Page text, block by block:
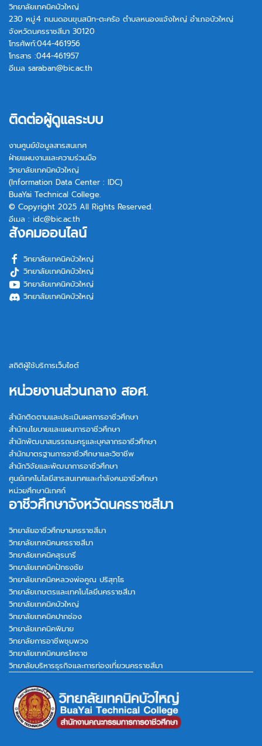
วิทยาลัยเทคนิคบัวใหญ่
230 หมู่.4 ถนนดอนขุนสนิท-ตะคร้อ ตำบลหนองแจ้งใหญ่ อำเภอบัวใหญ่
จังหวัดนครราชสีมา 30120
โทรศัพท์:044-461956
โทรสาร :044-461957
อีเมล saraban@bic.ac.th
ติดต่อผู้ดูแลระบบ
งานศูนย์ข้อมูลสารสนเทศ
ฝ่ายแผนงานและความร่วมมือ
วิทยาลัยเทคนิคบัวใหญ่
(Information Data Center : IDC)
BuaYai Technical College.
© Copyright 2025 All Rights Reserved.
อีเมล : idc@bic.ac.th
สังคมออนไลน์
วิทยาลัยเทคนิคบัวใหญ่
วิทยาลัยเทคนิคบัวใหญ่
วิทยาลัยเทคนิคบัวใหญ่
วิทยาลัยเทคนิคบัวใหญ่
สถิติผู้ใช้บริการเว็บไซต์
หน่วยงานส่วนกลาง สอศ.
สำนักติดตามและประเมินผลการอาชีวศึกษา
สำนักนโยบายและแผนการอาชีวศึกษา
สำนักพัฒนาสมรรถนะครูและบุคลากรอาชีวศึกษา
สำนักมาตรฐานการอาชีวศึกษาและวิชาชีพ
สำนักวิจัยและพัฒนาการอาชีวศึกษา
ศูนย์เทคโนโลยีสารสนเทศและกำลังคนอาชีวศึกษา
หน่วยศึกษานิเทศก์
อาชีวศึกษาจังหวัดนครราชสีมา
วิทยาลัยอาชีวศึกษานครราชสีมา
วิทยาลัยเทคนิคนครราชสีมา
วิทยาลัยเทคนิคสุรนารี
วิทยาลัยเทคนิคปักธงชัย
วิทยาลัยเทคนิคหลวงพ่อคูณ ปริสุทฺโธ
วิทยาลัยเกษตรและเทคโนโลยีนครราชสีมา
วิทยาลัยเทคนิคบัวใหญ่
วิทยาลัยเทคนิคปากช่อง
วิทยาลัยเทคนิคพิมาย
วิทยาลัยการอาชีพชุมพวง
วิทยาลัยเทคนิคนครโคราช
วิทยาลัยบริหารธุรกิจและการท่องเที่ยวนครราชสีมา